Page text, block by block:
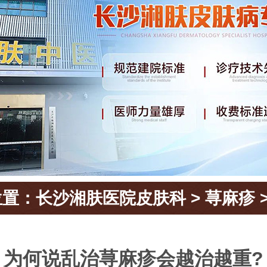
： 长沙湘肤医院皮肤科> 荨麻疹
为何说乱治荨麻疹会越治越重?